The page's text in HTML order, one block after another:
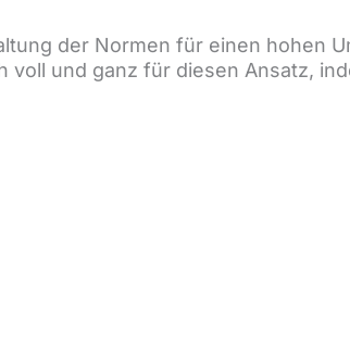
der Normen für einen hohen
voll und ganz für diesen Ansatz,